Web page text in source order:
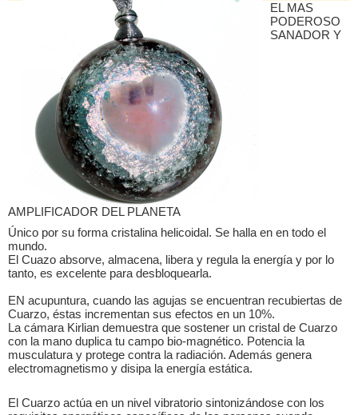
EL MAS
PODEROSO
SANADOR Y
AMPLIFICADOR DEL PLANETA
Único por su forma cristalina helicoidal. Se halla en en todo el
mundo.
El Cuazo absorve, almacena, libera y regula la energía y por lo
tanto, es excelente para desbloquearla.
EN acupuntura, cuando las agujas se encuentran recubiertas de
Cuarzo, éstas incrementan sus efectos en un 10%.
La cámara Kirlian demuestra que sostener un cristal de Cuarzo
con la mano duplica tu campo bio-magnético. Potencia la
musculatura y protege contra la radiación. Además genera
electromagnetismo y disipa la energía estática.
El Cuarzo actúa en un nivel vibratorio sintonizándose con los